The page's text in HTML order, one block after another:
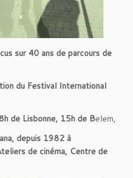
sur 40 ans de parcours de
du Festival International
de Lisbonne, 15h de Belem,
depuis 1982 à
de cinéma, Centre de